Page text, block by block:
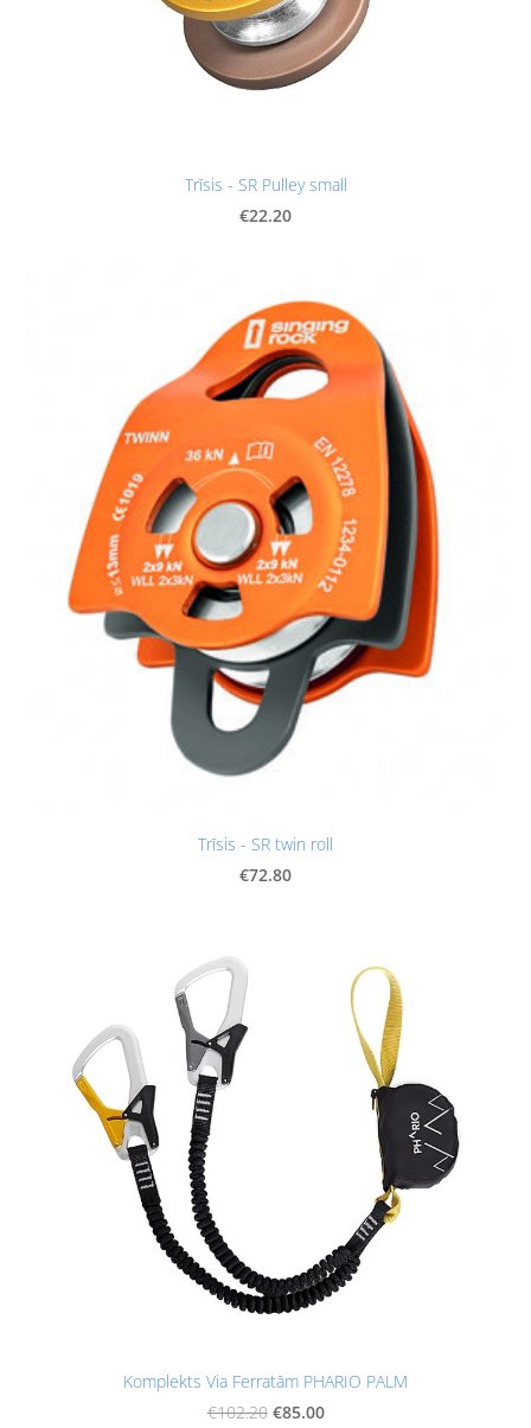
Trīsis - SR Pulley small
€22.20
Trīsis - SR twin roll
€72.80
Komplekts Via Ferratām PHARIO PALM
€102.20 €85.00